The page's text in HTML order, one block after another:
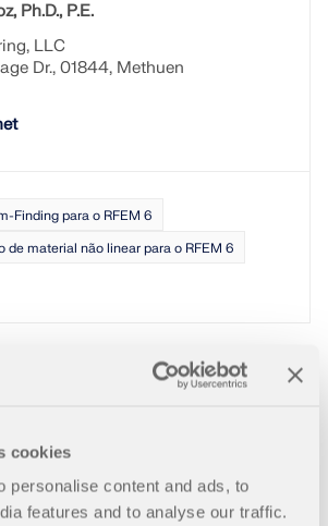
cookies
personalise content and ads, to
features and to analyse our traffic.
API
de aço
com EN 1993‑1‑8 e AISC 360,
no RFEM 6 para fluxos de
mais rápidos e precisos.
Ph.D., P.E.
LLC
Dr., 01844, Methuen
Finding para o RFEM 6
de material não linear para o RFEM 6
estão deslumbrant